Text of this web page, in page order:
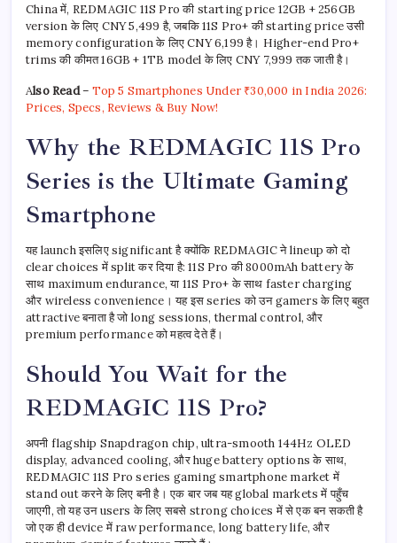
China में, REDMAGIC 11S Pro की starting price 12GB + 256GB
version के लिए CNY 5,499 है, जबकि 11S Pro+ की starting price उसी
memory configuration के लिए CNY 6,199 है। Higher-end Pro+
trims की कीमत 16GB + 1TB model के लिए CNY 7,999 तक जाती है।
Also Read–Top 5 Smartphones Under ₹30,000 in India 2026:
Prices, Specs, Reviews & Buy Now!
Why the REDMAGIC 11S Pro
Series is the Ultimate Gaming
Smartphone
यह launch इसलिए significant है क्योंकि REDMAGIC ने lineup को दो
clear choices में split कर दिया है: 11S Pro की 8000mAh battery के
साथ maximum endurance, या 11S Pro+ के साथ faster charging
और wireless convenience। यह इस series को उन gamers के लिए बहुत
attractive बनाता है जो long sessions, thermal control, और
premium performance को महत्व देते हैं।
Should You Wait for the
REDMAGIC 11S Pro?
अपनी flagship Snapdragon chip, ultra-smooth 144Hz OLED
display, advanced cooling, और huge battery options के साथ,
REDMAGIC 11S Pro series gaming smartphone market में
stand out करने के लिए बनी है। एक बार जब यह global markets में पहुँच
जाएगी, तो यह उन users के लिए सबसे strong choices में से एक बन सकती है
जो एक ही device में raw performance, long battery life, और